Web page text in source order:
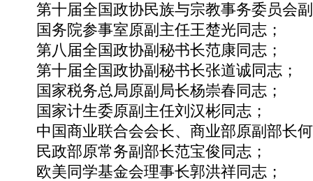
第十届全国政协民族与宗教事务委员会
国务院参事室原副主任王楚光同志；
第八届全国政协副秘书长范康同志；
第十届全国政协副秘书长张道诚同志；
国家税务总局原副局长杨崇春同志；
国家计生委原副主任刘汉彬同志；
中国商业联合会会长、商业部原副部长
民政部原常务副部长范宝俊同志；
欧美同学基金会理事长郭洪祥同志；